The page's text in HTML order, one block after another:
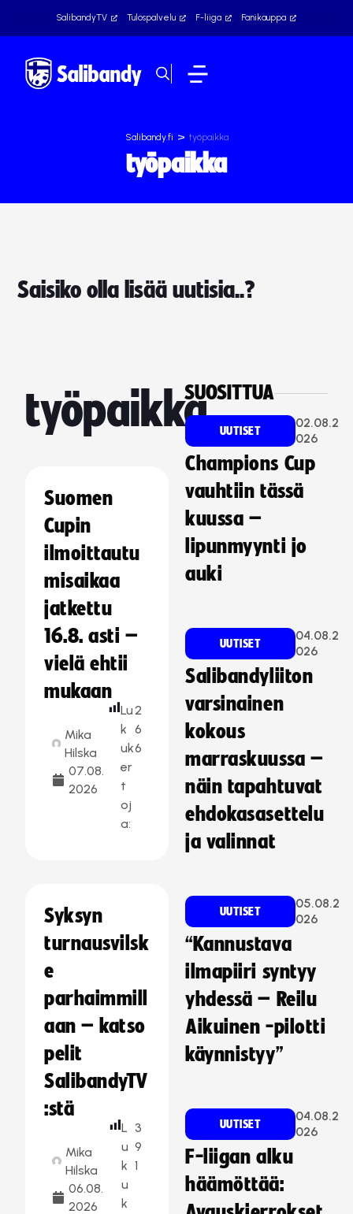
SalibandyTV Tulospalvelu F-liiga Fanikauppa
Salibandy.fi > työpaikka
työpaikka
Saisiko olla lisää uutisia..?
työpaikka
Suomen
Cupin
ilmoittautu
misaikaa
jatkettu
16.8. asti –
vielä ehtii
mukaan
Mika
Hilska
07.08.
2026
Lu
k
uk
er
t
oj
a:
2
6
6
Syksyn
turnausvilsk
e
parhaimmill
aan – katso
pelit
SalibandyTV
:stä
Mika
Hilska
06.08.
2026
L
u
k
u
k
3
9
1
SUOSITTUA
UUTISET
02.08.2
026
Champions Cup
vauhtiin tässä
kuussa –
lipunmyynti jo
auki
UUTISET
04.08.2
026
Salibandyliiton
varsinainen
kokous
marraskuussa –
näin tapahtuvat
ehdokasasettelu
ja valinnat
UUTISET
05.08.2
026
“Kannustava
ilmapiiri syntyy
yhdessä – Reilu
Aikuinen -pilotti
käynnistyy”
UUTISET
04.08.2
026
F-liigan alku
häämöttää: